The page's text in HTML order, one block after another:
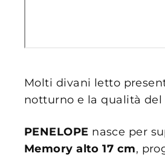
Molti divani letto
notturno e la qualità
PENELOPE nasce per
Memory alto 17 cm,